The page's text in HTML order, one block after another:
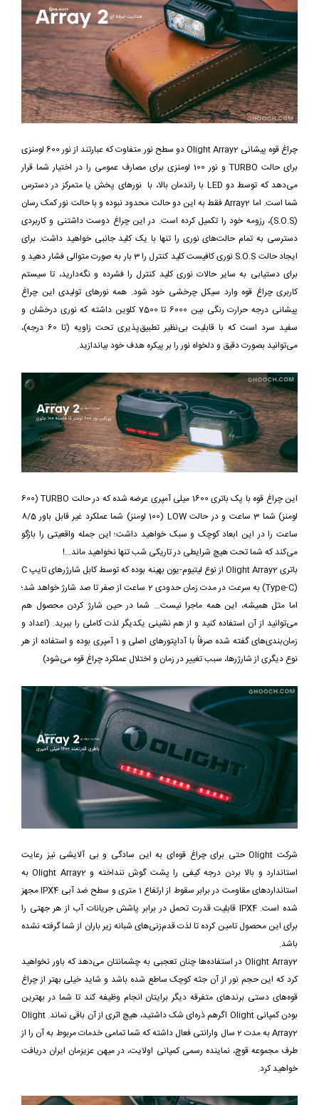
چراغ قوه پیشانی Olight Array2 دو سطح نور متفاوت که عبارتند از نور 600 لومنزی
برای حالت TURBO و نور 100 لومنزی برای مصارف عمومی را در اختیار شما قرار
می‌دهد که توسط دو LED با راندمان بالا، با نورهای پخش یا متمرکز در دسترس
شما است. اما Array2 فقط به این دو حالت محدود نبوده و با حالت نور کمک رسان
(S.O.S)، رزومه خود را تکمیل کرده است. در این چراغ دوست داشتنی و کاربردی
دسترسی به تمام حالت‌های نوری را تنها با یک کلید جانبی خواهید داشت. برای
ایجاد حالت S.O.S نوری کافیست کلید کنترل را 3 بار به صورت متوالی فشار دهید و
برای دستیابی به سایر حالات نوری کلید کنترل را فشرده و نگه‌دارید، تا سیستم
کاربری چراغ قوه وارد سیکل چرخشی خود شود. همه نورهای تولیدی این چراغ
پیشانی درجه حرارت رنگی بین 6000 تا 7500 کلوین داشته که نوری درخشان و
سفید سرد است که با قابلیت بی‌نظیر تطبیق‌پذیری تحت زاویه (تا 60 درجه)،
می‌توانید بصورت دقیق و دلخواه نور را بر پیکره هدف خود بیاندازید.
این چراغ قوه با پک باتری 1600 میلی آمپری عرضه شده که در حالت TURBO (600
لومنز) شما 3 ساعت و در حالت LOW (100 لومنز) شما عملکرد غیر قابل باور 8/5
ساعت را در این ابعاد کوچک و سبک خواهید داشت؛ این جمله واقعیتی را بازگو
می‌کند که شما تحت هیچ شرایطی در تاریکی شب تنها نخواهید ماند...!
باتری Olight Array2 از نوع لیتیوم-یون بهینه بوده که توسط کابل شارژرهای تایپ C
(Type-C) به سرعت در مدت زمان حدودی 2 ساعت از صفر تا صد شارژ خواهد شد؛
اما مثل همیشه، این همه ماجرا نیست... شما در حین شارژ کردن محصول هم
می‌توانید از آن استفاده کنید و از هم نشینی یکدیگر لذت کاملی را ببرید. (اعداد و
زمان‌بندی‌های گفته شده صرفاً با آداپتورهای اصلی و 1 آمپری بوده و استفاده از هر
نوع دیگری از شارژرها، سبب تغییر در زمان و اختلال عملکرد چراغ قوه می‌شود)
شرکت Olight حتی برای چراغ قوه‌ای به این سادگی و بی آلایشی نیز رعایت
استاندارد و بالا بردن درجه کیفی را پشت گوش ننداخته و Olight Array2 به
استانداردهای مقاومت در برابر سقوط از ارتفاع 1 متری و سطح ضد آبی IPX4 مجهز
شده است. IPX4 قابلیت قدرت تحمل در برابر پاشش جریانات آب از هر جهتی را
برای این محصول تامین کرده تا لذت قدم‌زنی‌های شبانه زیر باران از شما گرفته نشده
باشد.
Olight Array2 در استفاده‌ها چنان تعجبی به چشمانتان می‌دهد که باور نخواهید
کرد که این حجم نور از آن جثه کوچک ساطع شده باشد و شاید خیلی بهتر از چراغ
قوه‌های دستی برندهای متفرقه دیگر برایتان انجام وظیفه کند تا شما در بهترین
بودن کمپانی Olight اگرهم ذره‌ای شک داشتید، هیچ اثری از آن باقی نماند. Olight
Array2 به مدت 2 سال وارانتی فعال داشته که شما تمامی خدمات مربوط به آن را از
طرف مجموعه قوچ، نماینده رسمی کمپانی اولایت، در میهن عزیزمان ایران دریافت
خواهید کرد.